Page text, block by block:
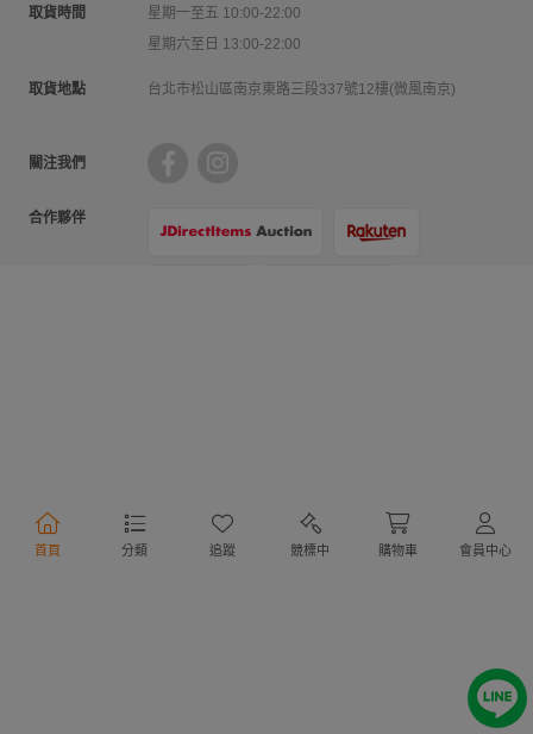
首頁 分類 追蹤 競標中 購物車 會員中心
取貨時間
星期一至五 10:00-22:00
星期六至日 13:00-22:00
取貨地點 台北市松山區南京東路三段337號12樓(微風南京)
關注我們
合作夥伴